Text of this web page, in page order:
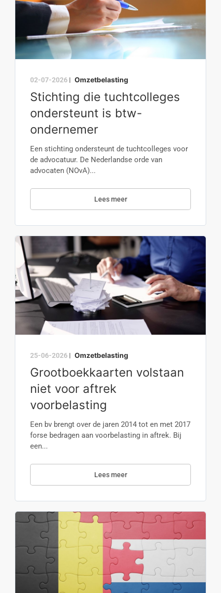
02-07-2026 | Omzetbelasting
Stichting die tuchtcolleges
ondersteunt is btw-
ondernemer
Een stichting ondersteunt de tuchtcolleges voor
de advocatuur. De Nederlandse orde van
advocaten (NOvA)...
Lees meer
25-06-2026 | Omzetbelasting
Grootboekkaarten volstaan
niet voor aftrek
voorbelasting
Een bv brengt over de jaren 2014 tot en met 2017
forse bedragen aan voorbelasting in aftrek. Bij
een...
Lees meer